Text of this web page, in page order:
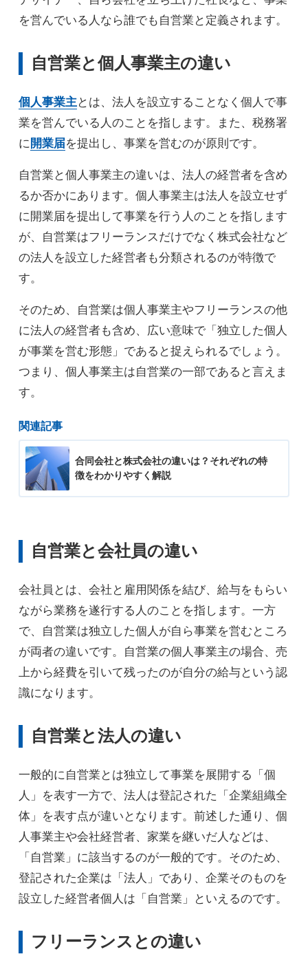
を営んでいる人なら誰でも自営業と定義されます。
自営業と個人事業主の違い
個人事業主とは、法人を設立することなく個人で事
業を営んでいる人のことを指します。また、税務署
に 開業届を提出し、事業を営むのが原則です。
自営業と個人事業主の違いは、法人の経営者を含め
るか否かにあります。個人事業主は法人を設立せず
に開業届を提出して事業を行う人のことを指します
が、自営業はフリーランスだけでなく株式会社など
の法人を設立した経営者も分類されるのが特徴で
す。
そのため、自営業は個人事業主やフリーランスの他
に法人の経営者も含め、広い意味で「独立した個人
が事業を営む形態」であると捉えられるでしょう。
つまり、個人事業主は自営業の一部であると言えま
す。
関連記事
合同会社と株式会社の違いは？それぞれの特
徴をわかりやすく解説
自営業と会社員の違い
会社員とは、会社と雇用関係を結び、給与をもらい
ながら業務を遂行する人のことを指します。一方
で、自営業は独立した個人が自ら事業を営むところ
が両者の違いです。自営業の個人事業主の場合、売
上から経費を引いて残ったのが自分の給与という認
識になります。
自営業と法人の違い
一般的に自営業とは独立して事業を展開する「個
人」を表す一方で、法人は登記された「企業組織全
体」を表す点が違いとなります。前述した通り、個
人事業主や会社経営者、家業を継いだ人などは、
「自営業」に該当するのが一般的です。そのため、
登記された企業は「法人」であり、企業そのものを
設立した経営者個人は「自営業」といえるのです。
フリーランスとの違い